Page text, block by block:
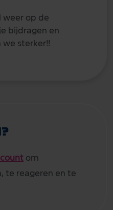
weer op de
bijdragen en
we sterker!!
om
te reageren en te